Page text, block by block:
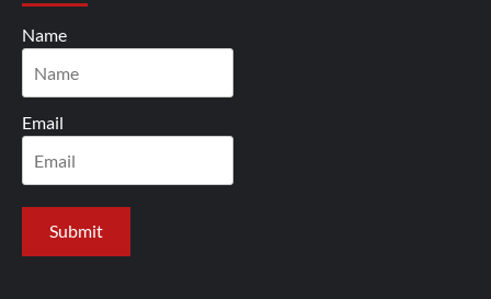
Name
Email